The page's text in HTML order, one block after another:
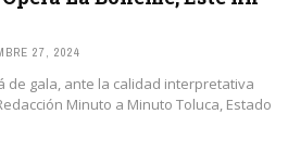
27, 2024
de gala, ante la calidad interpretativa
Minuto a Minuto Toluca, Estado